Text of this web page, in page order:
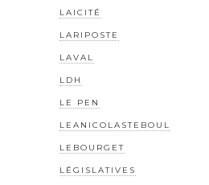
LAICITÉ
LARIPOSTE
LAVAL
LDH
LE PEN
LEANICOLASTEBOUL
LEBOURGET
LÉGISLATIVES